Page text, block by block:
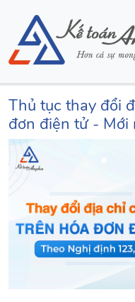
Thủ tục thay đổi
đơn điện tử - Mới